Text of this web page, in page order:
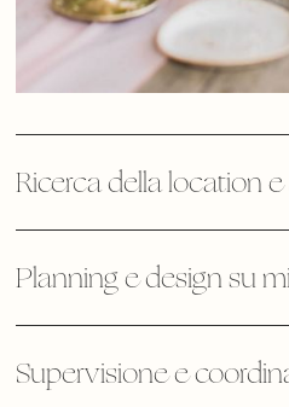
Ricerca della location
Planning e design su
Supervisione e